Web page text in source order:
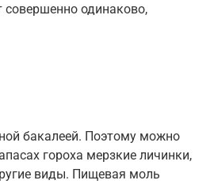
совершенно одинаково,
бакалеей. Поэтому можно
гороха мерзкие личинки,
виды. Пищевая моль